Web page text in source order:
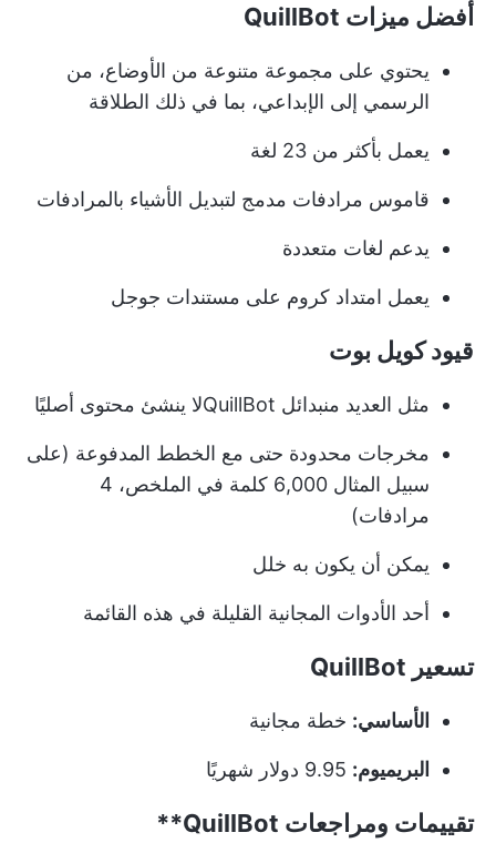
أفضل ميزات QuillBot
يحتوي على مجموعة متنوعة من الأوضاع، من
الرسمي إلى الإبداعي، بما في ذلك الطلاقة
يعمل بأكثر من 23 لغة
قاموس مرادفات مدمج لتبديل الأشياء بالمرادفات
يدعم لغات متعددة
يعمل امتداد كروم على مستندات جوجل
قيود كويل بوت
مثل العديد منبدائل QuillBot لا ينشئ محتوى أصليًا
مخرجات محدودة حتى مع الخطط المدفوعة (على
سبيل المثال 6,000 كلمة في الملخص، 4
مرادفات)
يمكن أن يكون به خلل
أحد الأدوات المجانية القليلة في هذه القائمة
تسعير QuillBot
الأساسي: خطة مجانية
البريميوم:
تقييمات ومراجعات QuillBot**